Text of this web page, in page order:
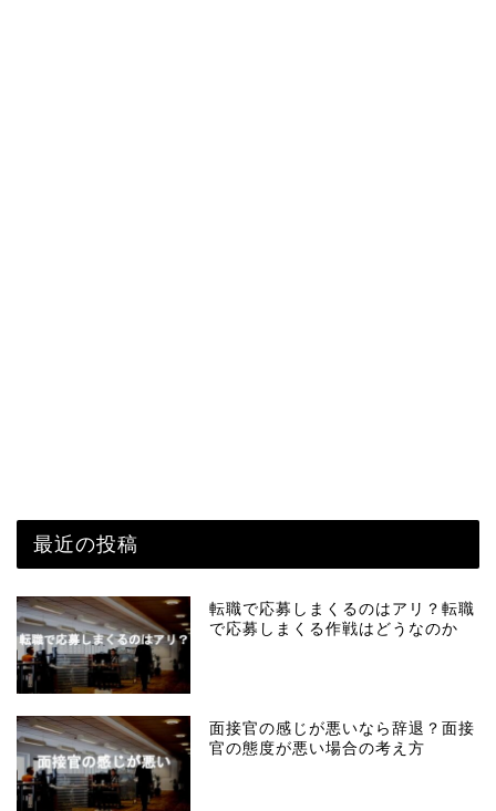
最近の投稿
転職で応募しまくるのはアリ？転職
で応募しまくる作戦はどうなのか
面接官の感じが悪いなら辞退？面接
官の態度が悪い場合の考え方